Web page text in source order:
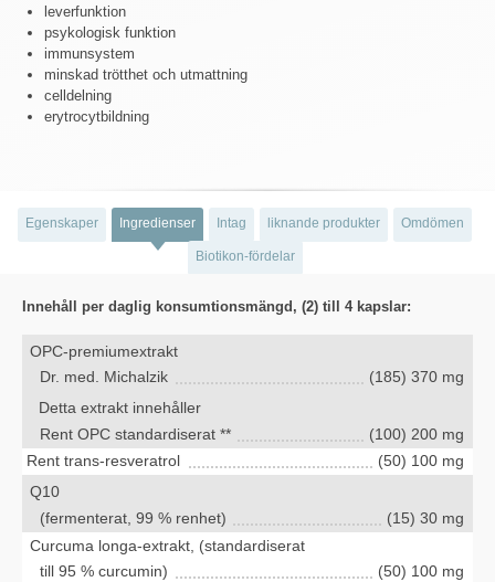
leverfunktion
psykologisk funktion
immunsystem
minskad trötthet och utmattning
celldelning
erytrocytbildning
Egenskaper Ingredienser Intag liknande produkter Omdömen
Biotikon-fördelar
Innehåll per daglig konsumtionsmängd, (2) till 4 kapslar:
OPC-premiumextrakt
Dr. med. Michalzik
(185) 370 mg
Detta extrakt innehåller
Rent OPC standardiserat **
(100) 200 mg
Rent trans-resveratrol
(50) 100 mg
Q10
(fermenterat, 99 % renhet)
(15) 30 mg
Curcuma longa-extrakt, (standardiserat
till 95 % curcumin)
(50) 100 mg